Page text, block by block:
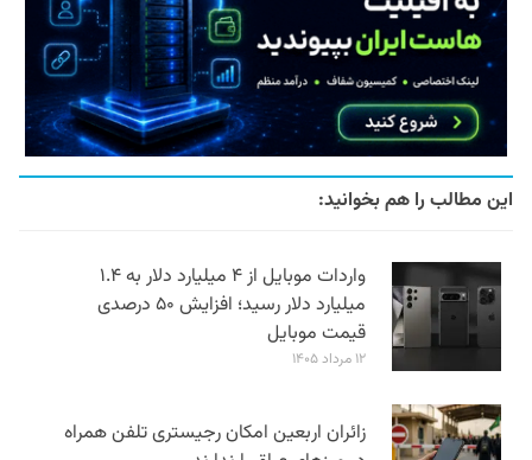
این مطالب را هم بخوانید:
واردات موبایل از ۴ میلیارد دلار به ۱.۴
میلیارد دلار رسید؛ افزایش ۵۰ درصدی
قیمت موبایل
۱۲ مرداد ۱۴۰۵
زائران اربعین امکان رجیستری تلفن همراه